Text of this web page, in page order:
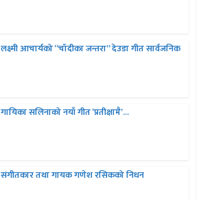
लक्ष्मी आचार्यको “चॉदीका जन्तरा” देउडा गीत सार्वजनिक
गायिका सलिनाको नयाँ गीत ‘प्रतीक्षामै’...
संगीतकार तथा गायक गणेश रसिकको निधन